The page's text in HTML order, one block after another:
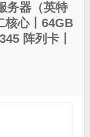
务器（英特
核心丨64GB
阵列卡丨